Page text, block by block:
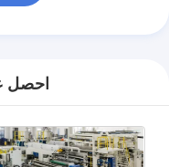
احصل